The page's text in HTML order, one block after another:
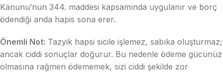
Kanunu’nun 344. maddesi kapsamında uygulanır ve borç
ödendiği anda hapis sona erer.
Önemli Not: Tazyik hapsi sicile işlemez, sabıka oluşturmaz;
ancak ciddi sonuçlar doğurur. Bu nedenle ödeme gücünüz
olmasına rağmen ödememek, sizi ciddi şekilde zor